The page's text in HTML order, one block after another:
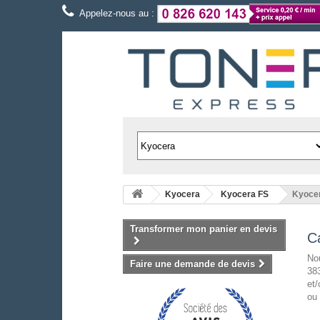
Appelez-nous au :
Kyocera Kyocera FS
Transformer mon panier en devis
Faire une demande de devis
et/
ou